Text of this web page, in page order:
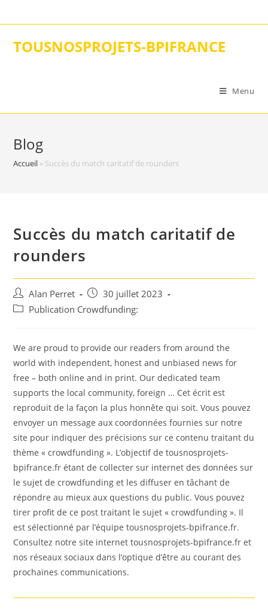
to
TOUSNOSPROJETS-BPIFRANCE
Menu
Blog
Accueil » Succès du match caritatif de rounders
Succès du match caritatif de
rounders
Auteur/autrice
de
Alan Perret
Post
published:
30 juillet 2023
PostPublication Crowdfunding:
We are proud to provide our readers from around the
world with independent, honest and unbiased news for
free – both online and in print. Our dedicated team
supports the local community, foreign … Cet écrit est
reproduit de la façon la plus honnête qui soit. Vous pouvez
envoyer un message aux coordonnées fournies sur notre
site pour indiquer des précisions sur ce contenu traitant du
thème « crowdfunding ». L’objectif de tousnosprojets-
bpifrance.fr étant de collecter sur internet des données sur
le sujet de crowdfunding et les diffuser en tâchant de
répondre au mieux aux questions du public. Vous pouvez
tirer profit de ce post traitant le sujet « crowdfunding ». Il
est sélectionné par l’équipe tousnosprojets-bpifrance.fr.
Consultez notre site internet tousnosprojets-bpifrance.fr et
nos réseaux sociaux dans l’optique d’être au courant des
prochaines communications.